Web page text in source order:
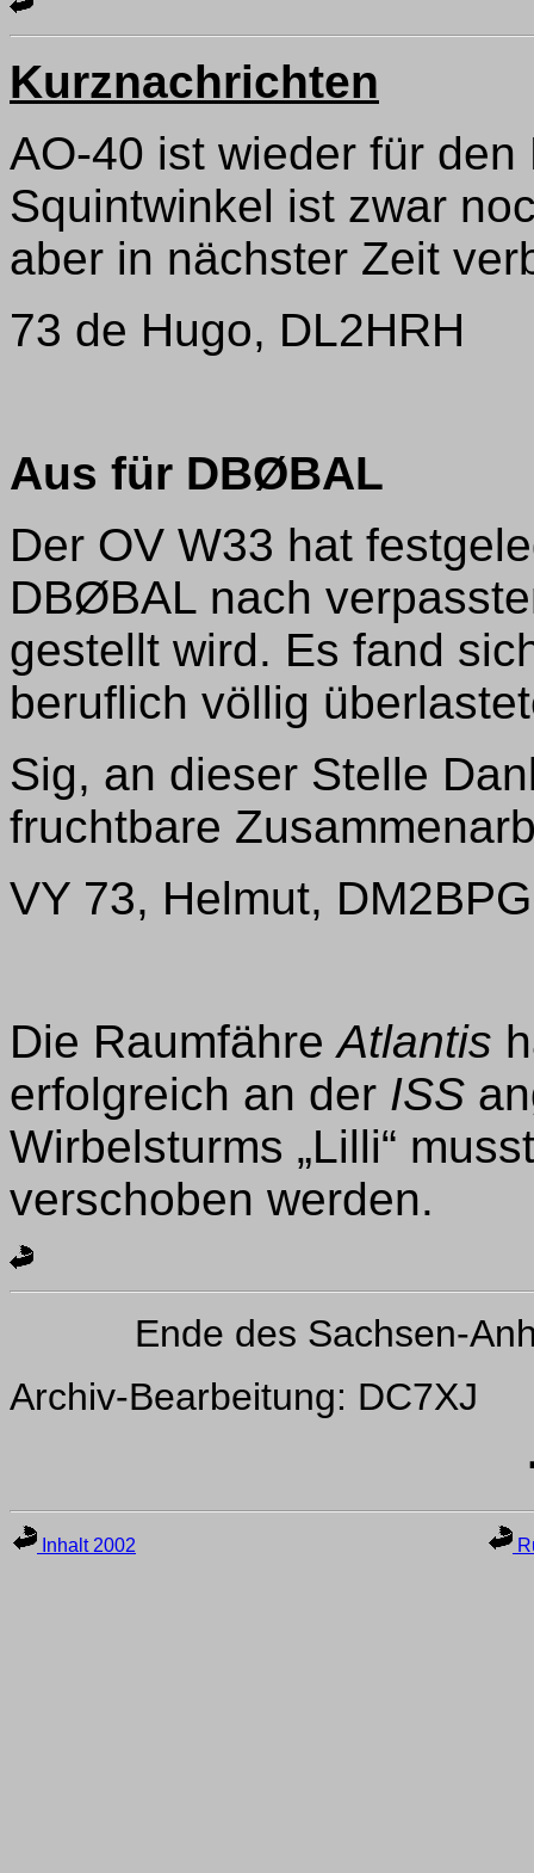
Kurznachrichten
AO-40 ist wieder für
Squintwinkel ist zwar
aber in nächster Zeit
73 de Hugo, DL2HRH
Aus für DBØBAL
Der OV W33 hat
DBØBAL nach
gestellt wird. Es fand
beruflich völlig
Sig, an dieser Stelle
fruchtbare
VY 73, Helmut, DM2BPG
Die RaumfähreAtlantis
erfolgreich an der ISS
Wirbelsturms „Lilli“
verschoben werden.
Ende des Sachsen-
Archiv-Bearbeitung: DC7XJ
Inhalt 2002